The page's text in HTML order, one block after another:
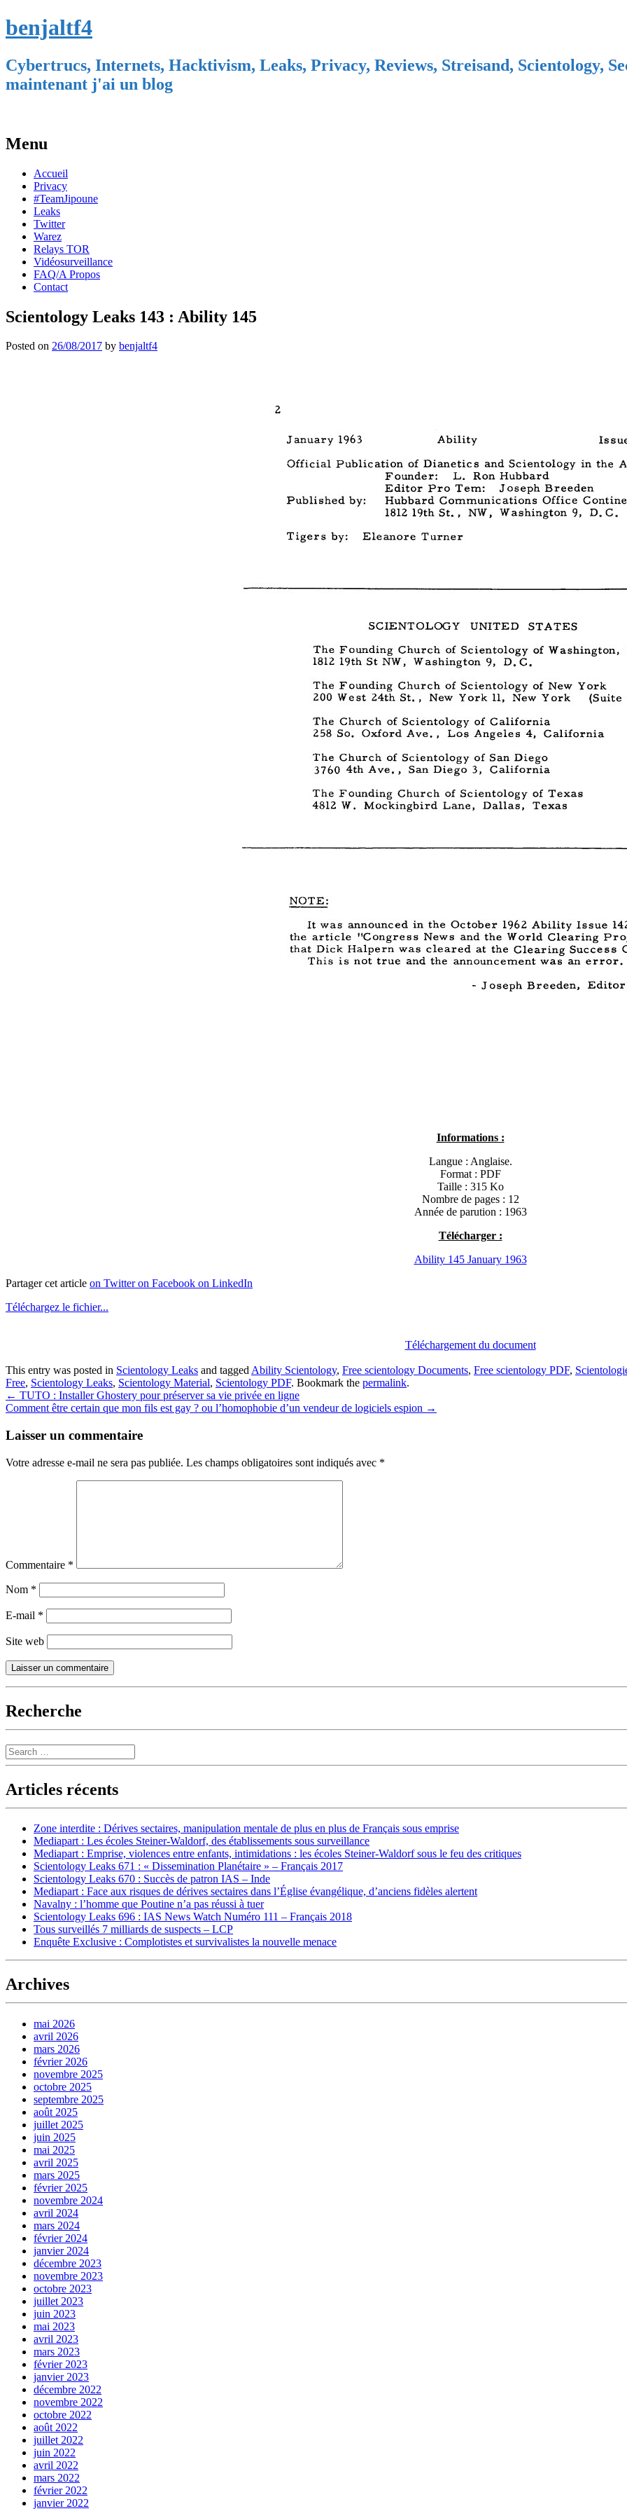
benjaltf4
Cybertrucs, Internets, Hacktivism, Leaks, Privacy, Reviews, Streisand, Scientology,
maintenant j'ai un blog
Menu
Skip
content
Accueil
Privacy
#TeamJipoune
Leaks
Twitter
Warez
Relays TOR
Vidéosurveillance
FAQ/A Propos
Contact
Scientology Leaks 143 : Ability 145
Posted on 26/08/2017 by benjaltf4
Informations :
Langue : Anglaise.
Format : PDF
Taille : 315 Ko
Nombre de pages : 12
Année de parution : 1963
Télécharger :
Ability 145 January 1963
Partager cet article on Twitter on Facebook on LinkedIn
Téléchargez le fichier...
Téléchargement du document
This entry was posted in Scientology Leaks and taggedAbility Scientology, Free scientology Documents, Free scientology PDF,
Free, Scientology Leaks, Scientology Material, Scientology PDF. Bookmark the permalink.
Post
navigation
← TUTO : Installer Ghostery pour préserver sa vie privée en ligne
Comment être certain que mon fils est gay ? ou l’homophobie d’un vendeur de logiciels espion →
Laisser un commentaire
Votre adresse e-mail ne sera pas publiée. Les champs obligatoires sont indiqués avec *
Commentaire *
Nom *
E-mail *
Site web
Recherche
Search
Articles récents
Zone interdite : Dérives sectaires, manipulation mentale de plus en plus de Français sous emprise
Mediapart : Les écoles Steiner-Waldorf, des établissements sous surveillance
Mediapart : Emprise, violences entre enfants, intimidations : les écoles Steiner-Waldorf sous le feu des critiques
Scientology Leaks 671 : « Dissemination Planétaire » – Français 2017
Scientology Leaks 670 : Succès de patron IAS – Inde
Mediapart : Face aux risques de dérives sectaires dans l’Église évangélique, d’anciens fidèles alertent
Navalny : l’homme que Poutine n’a pas réussi à tuer
Scientology Leaks 696 : IAS News Watch Numéro 111 – Français 2018
Tous surveillés 7 milliards de suspects – LCP
Enquête Exclusive : Complotistes et survivalistes la nouvelle menace
Archives
mai 2026
avril 2026
mars 2026
février 2026
novembre 2025
octobre 2025
septembre 2025
août 2025
juillet 2025
juin 2025
mai 2025
avril 2025
mars 2025
février 2025
novembre 2024
avril 2024
mars 2024
février 2024
janvier 2024
décembre 2023
novembre 2023
octobre 2023
juillet 2023
juin 2023
mai 2023
avril 2023
mars 2023
février 2023
janvier 2023
décembre 2022
novembre 2022
octobre 2022
août 2022
juillet 2022
juin 2022
avril 2022
mars 2022
février 2022
janvier 2022